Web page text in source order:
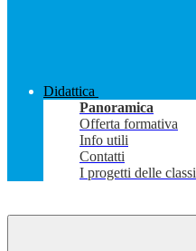
Didattica
Panoramica
Offerta formativa
Info utili
Contatti
I progetti delle classi